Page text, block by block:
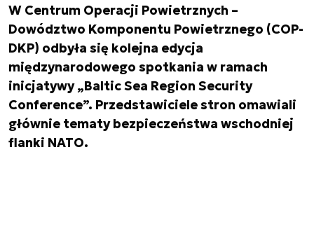
W Centrum Operacji Powietrznych –
Dowództwo Komponentu Powietrznego (COP-
DKP) odbyła się kolejna edycja
międzynarodowego spotkania w ramach
inicjatywy „Baltic Sea Region Security
Conference”. Przedstawiciele stron omawiali
głównie tematy bezpieczeństwa wschodniej
flanki NATO.